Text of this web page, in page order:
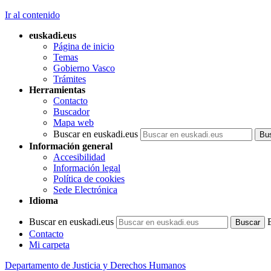
Ir al contenido
euskadi.eus
Página de inicio
Temas
Gobierno Vasco
Trámites
Herramientas
Contacto
Buscador
Mapa web
Buscar en euskadi.eus
Información general
Accesibilidad
Información legal
Política de cookies
Sede Electrónica
Idioma
Buscar en euskadi.eus
Contacto
Mi carpeta
Departamento de Justicia y Derechos Humanos